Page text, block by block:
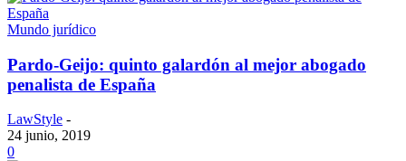
Mundo jurídico
Pardo-Geijo: quinto galardón al mejor abogado
penalista de España
LawStyle -
24 junio, 2019
0